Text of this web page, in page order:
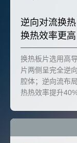
逆向对流换热
换热效率更高
换热板片选用高
片两侧呈完全逆
腔体；逆向流布
热热效率提升